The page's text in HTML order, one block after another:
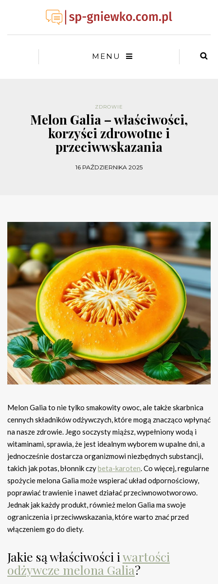
MENU
ZDROWIE
Melon Galia – właściwości,
korzyści zdrowotne i
przeciwwskazania
16 PAŹDZIERNIKA 2025
Melon Galia to nie tylko smakowity owoc, ale także skarbnica
cennych składników odżywczych, które mogą znacząco wpłynąć
na nasze zdrowie. Jego soczysty miąższ, wypełniony wodą i
witaminami, sprawia, że jest idealnym wyborem w upalne dni, a
jednocześnie dostarcza organizmowi niezbędnych substancji,
takich jak potas, błonnik czybeta-karoten. Co więcej, regularne
spożycie melona Galia może wspierać układ odpornościowy,
poprawiać trawienie i nawet działać przeciwnowotworowo.
Jednak jak każdy produkt, również melon Galia ma swoje
ograniczenia i przeciwwskazania, które warto znać przed
włączeniem go do diety.
Jakie są właściwości iwartości
odżywcze melona Galia?